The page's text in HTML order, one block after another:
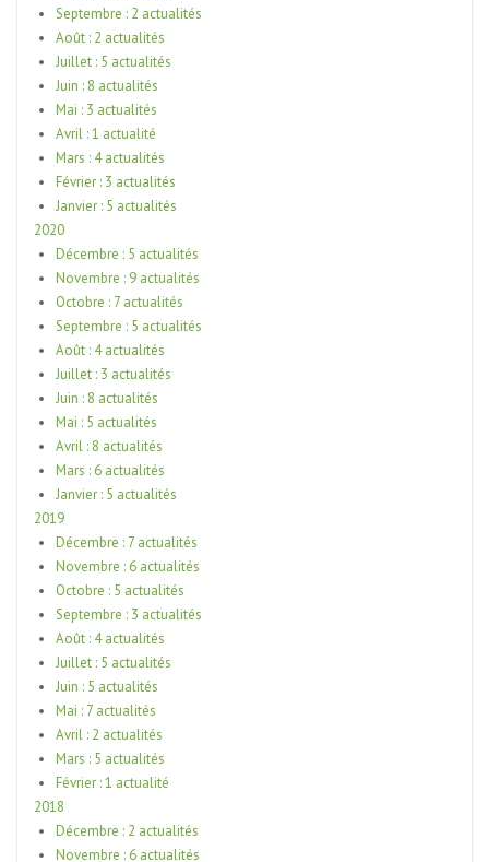
Septembre : 2 actualités
Août : 2 actualités
Juillet : 5 actualités
Juin : 8 actualités
Mai : 3 actualités
Avril : 1 actualité
Mars : 4 actualités
Février : 3 actualités
Janvier : 5 actualités
2020
Décembre : 5 actualités
Novembre : 9 actualités
Octobre : 7 actualités
Septembre : 5 actualités
Août : 4 actualités
Juillet : 3 actualités
Juin : 8 actualités
Mai : 5 actualités
Avril : 8 actualités
Mars : 6 actualités
Janvier : 5 actualités
2019
Décembre : 7 actualités
Novembre : 6 actualités
Octobre : 5 actualités
Septembre : 3 actualités
Août : 4 actualités
Juillet : 5 actualités
Juin : 5 actualités
Mai : 7 actualités
Avril : 2 actualités
Mars : 5 actualités
Février : 1 actualité
2018
Décembre : 2 actualités
Novembre : 6 actualités